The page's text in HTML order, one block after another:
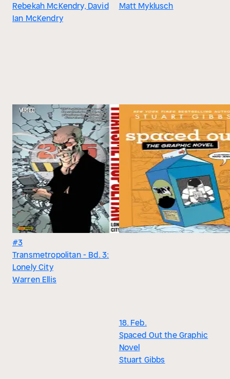
Rebekah McKendry, David
Ian McKendry
Matt Myklusch
#3
Transmetropolitan - Bd. 3:
Lonely City
Warren Ellis
18. Feb.
Spaced Out the Graphic
Novel
Stuart Gibbs